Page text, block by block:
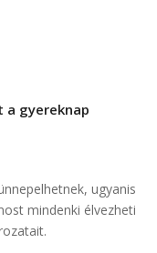
a gyereknap
ugyanis
mindenki élvezheti